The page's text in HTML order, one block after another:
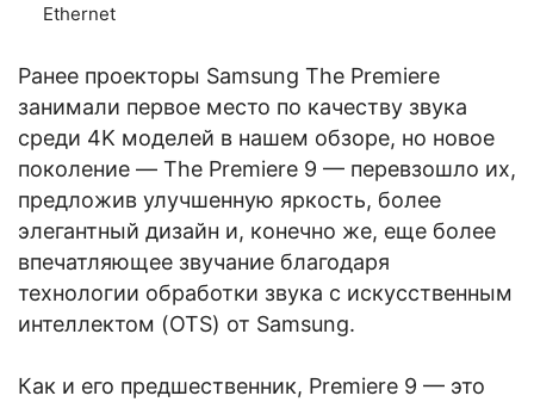
Ethernet
Ранее проекторы Samsung The Premiere
занимали первое место по качеству звука
среди 4K моделей в нашем обзоре, но новое
поколение — The Premiere 9 — перевзошло их,
предложив улучшенную яркость, более
элегантный дизайн и, конечно же, еще более
впечатляющее звучание благодаря
технологии обработки звука с искусственным
интеллектом (OTS) от Samsung.
Как и его предшественник, Premiere 9 — это